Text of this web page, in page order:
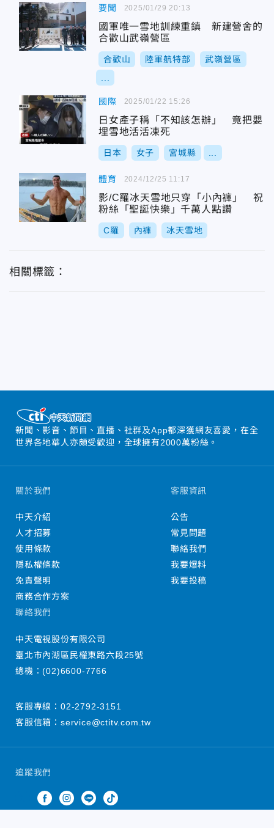
要聞
國軍唯一雪地訓練重鎮 新建營舍的
合歡山武嶺營區
合歡山 陸軍航特部 武嶺營區
2025/01/29 20:13
國際
日女產子稱「不知該怎辦」 竟把嬰
埋雪地活活凍死
日本 女子 宮城縣
2025/01/22 15:26
體育
影/C羅冰天雪地只穿「小內褲」 祝
粉絲「聖誕快樂」千萬人點讚
C羅 內褲 冰天雪地
2024/12/25 11:17
相關標籤：
新聞、影音、節目、直播、社群及App都深獲網友喜愛，在全
世界各地華人亦頗受歡迎，全球擁有2000萬粉絲。
追蹤我們
關於我們
中天介紹
人才招募
使用條款
隱私權條款
免責聲明
商務合作方案
客服資訊
公告
常見問題
聯絡我們
我要爆料
我要投稿
聯絡我們
中天電視股份有限公司
臺北市內湖區民權東路六段25號
總機：(02)6600-7766
客服專線： 02-2792-3151
客服信箱： service@ctitv.com.tw